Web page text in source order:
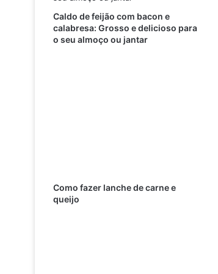
Caldo de feijão com bacon e
calabresa: Grosso e delicioso para
o seu almoço ou jantar
Como fazer lanche de carne e
queijo